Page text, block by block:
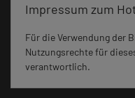
Impressum zum
Für die Verwendung der
Nutzungsrechte für
verantwortlich.